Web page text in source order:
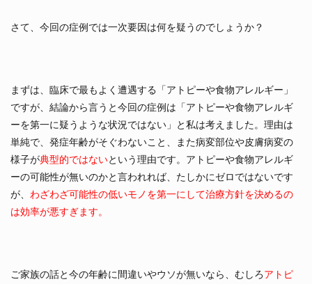
さて、今回の症例では一次要因は何を疑うのでしょうか？
まずは、臨床で最もよく遭遇する「アトピーや食物アレルギー」
ですが、結論から言うと今回の症例は「アトピーや食物アレルギ
ーを第一に疑うような状況ではない」と私は考えました。理由は
単純で、発症年齢がそぐわないこと、また病変部位や皮膚病変の
様子が典型的ではないという理由です。アトピーや食物アレルギ
ーの可能性が無いのかと言われれば、たしかにゼロではないです
が、 わざわざ可能性の低いモノを第一にして治療方針を決めるの
は効率が悪すぎます。
ご家族の話と今の年齢に間違いやウソが無いなら、むしろアトピ